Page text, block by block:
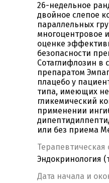
26-недельное
двойное слепое
параллельных
многоцентровое
оценке
безопасности
Сотаглифлозин в
препаратом
плацебо у
типа, имеющих
гликемический
применении
или без приема
Терапевтическая
Эндокринология
Дата начала и